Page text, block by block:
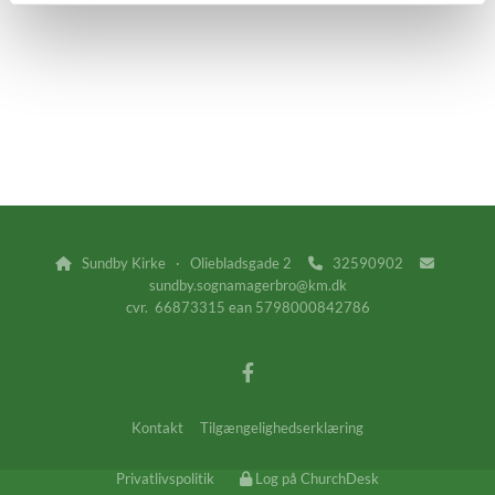
Sundby Kirke · Oliebladsgade 2 32590902 
sundby.sognamagerbro@km.dk
cvr. 66873315 ean 5798000842786
Kontakt Tilgængelighedserklæring
Privatlivspolitik Log på ChurchDesk